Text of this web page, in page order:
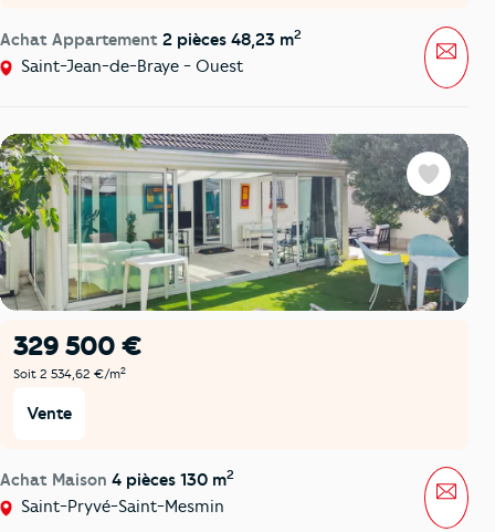
Achat Appartement 2 pièces 48,23 m2
Saint-Jean-de-Braye - Ouest
329 500 €
Soit 2 534,62 €/m2
Vente
Achat Maison 4 pièces 130 m2
Saint-Pryvé-Saint-Mesmin
Favoris